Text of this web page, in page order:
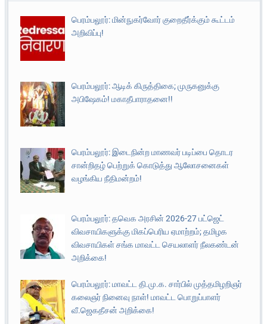
பெரம்பலூர்: மின்நுகர்வோர் குறைதீர்க்கும் கூட்டம்
அறிவிப்பு!
பெரம்பலூர்: ஆடிக் கிருத்திகை; முருகனுக்கு
அபிஷேகம்! மகாதீபாராதனை!!
பெரம்பலூர்: இடைநின்ற மாணவர் படிப்பை தொடர
சான்றிதழ் பெற்றுக் கொடுத்து ஆலோசனைகள்
வழங்கிய நீதிமன்றம்!
பெரம்பலூர்: தவெக அரசின் 2026-27 பட்ஜெட்
விவசாயிகளுக்கு மிகப்பெரிய ஏமாற்றம்; தமிழக
விவசாயிகள் சங்க மாவட்ட செயலாளர் நீலகண்டன்
அறிக்கை!
பெரம்பலூர்: மாவட்ட தி.மு.க. சார்பில் முத்தமிழறிஞர்
கலைஞர் நினைவு நாள்! மாவட்ட பொறுப்பாளர்
வீ.ஜெகதீசன் அறிக்கை!